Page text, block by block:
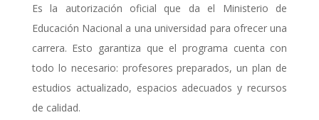
Es la autorización oficial que da el Ministerio de
Educación Nacional a una universidad para ofrecer una
carrera. Esto garantiza que el programa cuenta con
todo lo necesario: profesores preparados, un plan de
estudios actualizado, espacios adecuados y recursos
de calidad.